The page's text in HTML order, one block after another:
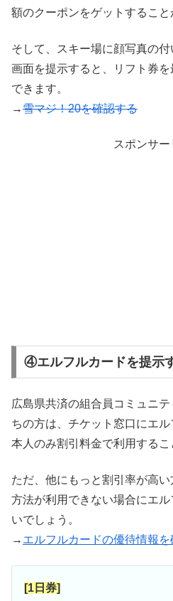
額のクーポンをゲットすること
そして、スキー場に顔写真の
画面を提示すると、リフト券
できます。
→雪マジ！20を確認する
スポンサー
④エルフルカードを提示
広島県共済の組合員コミュニ
ちの方は、チケット窓口にエル
本人のみ割引料金で利用するこ
ただ、他にもっと割引率が高
方法が利用できない場合にエ
いでしょう。
→ エルフルカードの優待情報を
[1日券]